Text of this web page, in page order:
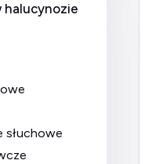
halucynozie
słuchowe